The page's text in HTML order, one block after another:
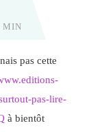
MIN
pas cette
pas-lire-
à bientôt